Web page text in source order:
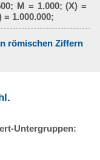
M = 1.000; (X) =
= 1.000.000;
römischen Ziffern
Untergruppen: